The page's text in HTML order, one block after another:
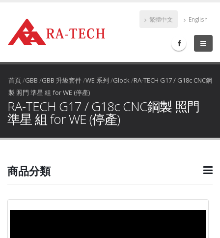
繁體中文 English
首頁/GBB /GBB 升級套件/WE 系列 /Glock/RA-TECH G17 / G18c CNC鋼
製 照門 準星 組 for WE (停產)
RA-TECH G17 / G18c CNC鋼製 照門
準星 組 for WE (停產)
商品分類